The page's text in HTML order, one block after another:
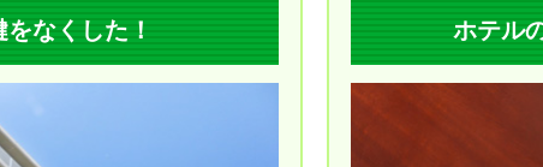
なくした！ ホテル